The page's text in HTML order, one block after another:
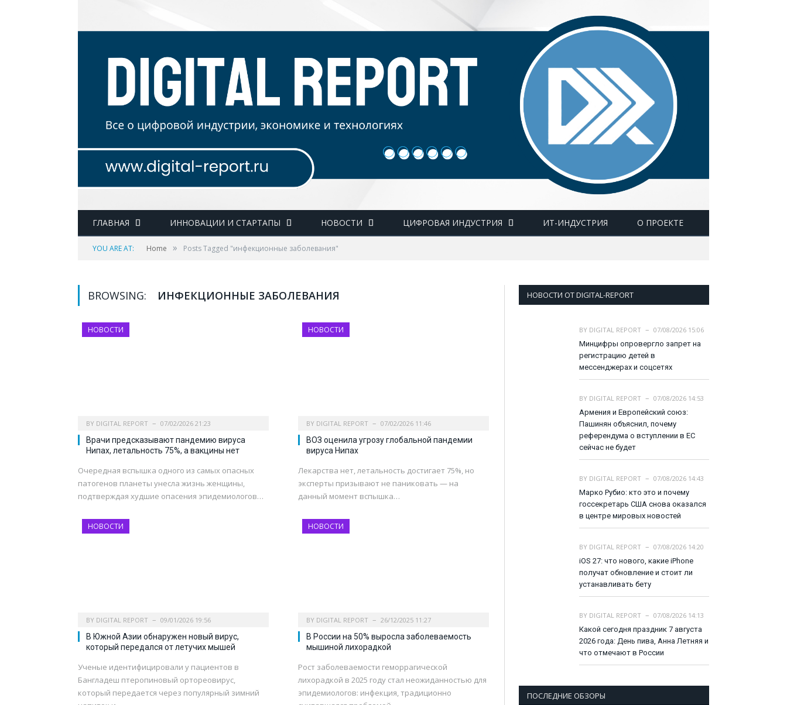
ГЛАВНАЯ ИННОВАЦИИ И СТАРТАПЫ НОВОСТИ ЦИФРОВАЯ ИНДУСТРИЯ ИТ-ИНДУСТРИЯ О ПРОЕКТЕ
YOU ARE AT: Home » Posts Tagged "инфекционные заболевания"
BROWSING: ИНФЕКЦИОННЫЕ ЗАБОЛЕВАНИЯ
НОВОСТИ
BY DIGITAL REPORT 07/02/2026 21:23
Врачи предсказывают пандемию вируса
Нипах, летальность 75%, а вакцины нет
Очередная вспышка одного из самых опасных
патогенов планеты унесла жизнь женщины,
подтверждая худшие опасения эпидемиологов…
НОВОСТИ
BY DIGITAL REPORT 07/02/2026 11:46
ВОЗ оценила угрозу глобальной пандемии
вируса Нипах
Лекарства нет, летальность достигает 75%, но
эксперты призывают не паниковать — на
данный момент вспышка…
НОВОСТИ
BY DIGITAL REPORT 09/01/2026 19:56
В Южной Азии обнаружен новый вирус,
который передался от летучих мышей
Ученые идентифицировали у пациентов в
Бангладеш птеропиновый ортореовирус,
который передается через популярный зимний
НОВОСТИ
BY DIGITAL REPORT 26/12/2025 11:27
В России на 50% выросла заболеваемость
мышиной лихорадкой
Рост заболеваемости геморрагической
лихорадкой в 2025 году стал неожиданностью для
эпидемиологов: инфекция, традиционно
НОВОСТИ ОТ DIGITAL-REPORT
BY DIGITAL REPORT
07/08/2026 15:06
Минцифры опровергло запрет на
регистрацию детей в
мессенджерах и соцсетях
BY DIGITAL REPORT
07/08/2026 14:53
Армения и Европейский союз:
Пашинян объяснил, почему
референдума о вступлении в ЕС
сейчас не будет
BY DIGITAL REPORT
07/08/2026 14:43
Марко Рубио: кто это и почему
госсекретарь США снова оказался
в центре мировых новостей
BY DIGITAL REPORT
07/08/2026 14:20
iOS 27: что нового, какие iPhone
получат обновление и стоит ли
устанавливать бету
BY DIGITAL REPORT
07/08/2026 14:13
Какой сегодня праздник 7 августа
2026 года: День пива, Анна Летняя и
что отмечают в России
ПОСЛЕДНИЕ ОБЗОРЫ